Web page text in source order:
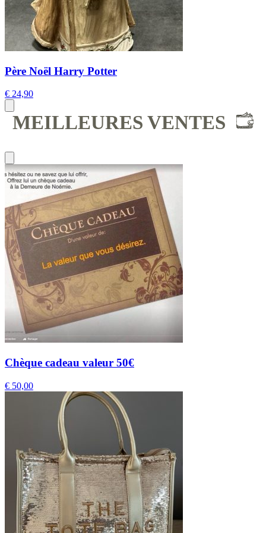
Père Noël Harry Potter
€ 24,90
MEILLEURES VENTES
Chèque cadeau valeur 50€
€ 50,00